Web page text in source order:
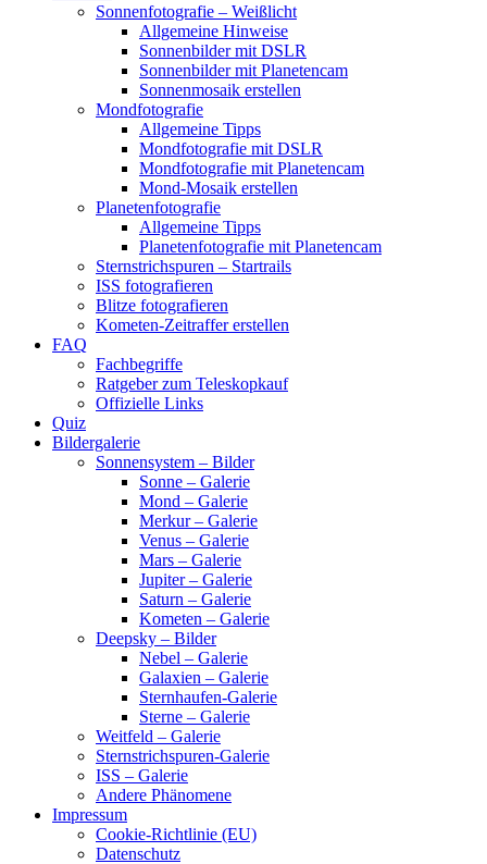
Sonnenfotografie – Weißlicht
Allgemeine Hinweise
Sonnenbilder mit DSLR
Sonnenbilder mit Planetencam
Sonnenmosaik erstellen
Mondfotografie
Allgemeine Tipps
Mondfotografie mit DSLR
Mondfotografie mit Planetencam
Mond-Mosaik erstellen
Planetenfotografie
Allgemeine Tipps
Planetenfotografie mit Planetencam
Sternstrichspuren – Startrails
ISS fotografieren
Blitze fotografieren
Kometen-Zeitraffer erstellen
FAQ
Fachbegriffe
Ratgeber zum Teleskopkauf
Offizielle Links
Quiz
Bildergalerie
Sonnensystem – Bilder
Sonne – Galerie
Mond – Galerie
Merkur – Galerie
Venus – Galerie
Mars – Galerie
Jupiter – Galerie
Saturn – Galerie
Kometen – Galerie
Deepsky – Bilder
Nebel – Galerie
Galaxien – Galerie
Sternhaufen-Galerie
Sterne – Galerie
Weitfeld – Galerie
Sternstrichspuren-Galerie
ISS – Galerie
Andere Phänomene
Impressum
Cookie-Richtlinie (EU)
Datenschutz